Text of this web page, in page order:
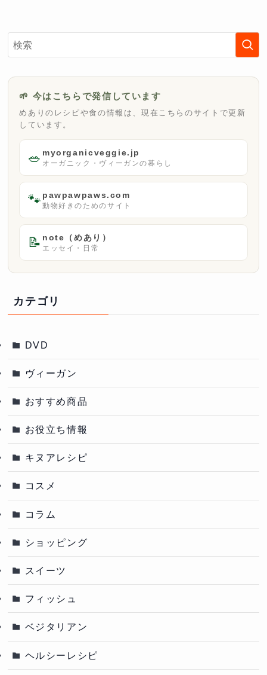
🌱 今はこちらで発信しています
めありのレシピや食の情報は、現在こちらのサイトで更新
しています。
🥗 myorganicveggie.jp
オーガニック・ヴィーガンの暮らし
🐾pawpawpaws.com
動物好きのためのサイト
📝 note（めあり）
エッセイ・日常
カテゴリ
DVD
ヴィーガン
おすすめ商品
お役立ち情報
キヌアレシピ
コスメ
コラム
ショッピング
スイーツ
フィッシュ
ベジタリアン
ヘルシーレシピ